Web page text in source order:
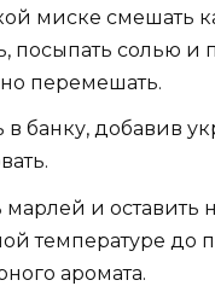
миске смешать
посыпать солью и
перемешать.
в банку, добавив
марлей и оставить
температуре до
аромата.